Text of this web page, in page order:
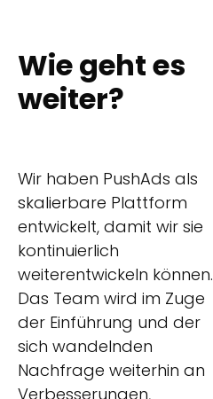
Wie geht es
weiter?
Wir haben PushAds als
skalierbare Plattform
entwickelt, damit wir sie
kontinuierlich
weiterentwickeln können.
Das Team wird im Zuge
der Einführung und der
sich wandelnden
Nachfrage weiterhin an
Verbesserungen,